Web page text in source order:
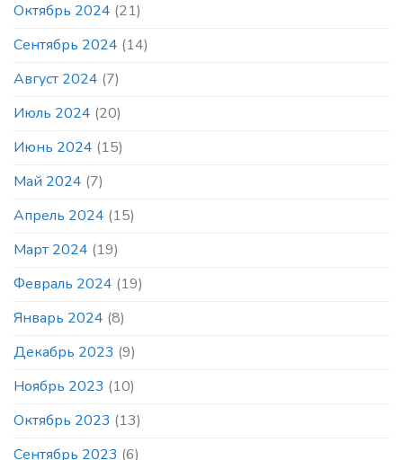
Октябрь 2024 (21)
Сентябрь 2024 (14)
Август 2024 (7)
Июль 2024 (20)
Июнь 2024 (15)
Май 2024 (7)
Апрель 2024 (15)
Март 2024 (19)
Февраль 2024 (19)
Январь 2024 (8)
Декабрь 2023 (9)
Ноябрь 2023 (10)
Октябрь 2023 (13)
Сентябрь 2023 (6)